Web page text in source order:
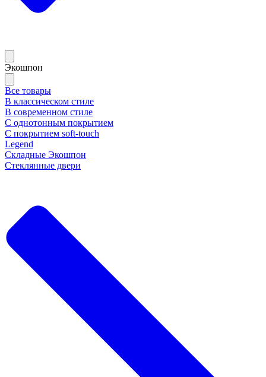
Экошпон
Все товары
В классическом стиле
В современном стиле
С однотонным покрытием
С покрытием soft-touch
Legend
Складные Экошпон
Стеклянные двери